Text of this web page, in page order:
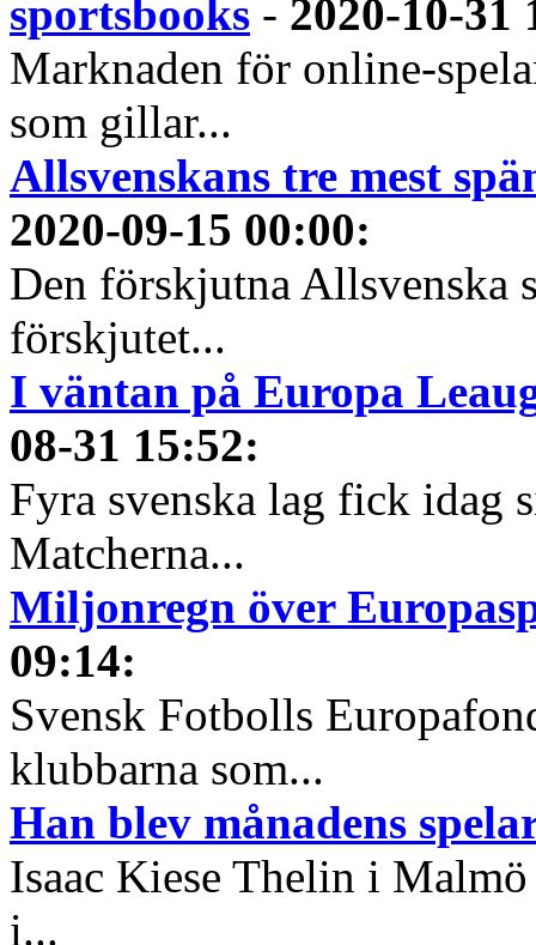
sportsbooks - 2020-10-31
Marknaden för online-
som gillar...
Allsvenskans tre mest
2020-09-15 00:00:
Den förskjutna Allsvenska
förskjutet...
I väntan på Europa
08-31 15:52:
Fyra svenska lag fick idag
Matcherna...
Miljonregn över
09:14:
Svensk Fotbolls
klubbarna som...
Han blev månadens
Isaac Kiese Thelin i
i...